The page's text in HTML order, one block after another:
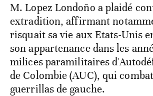
M. Lopez Londoño a plaidé
extradition, affirmant
risquait sa vie aux Etats-Unis
son appartenance dans les
milices paramilitaires
de Colombie (AUC), qui
guerrillas de gauche.